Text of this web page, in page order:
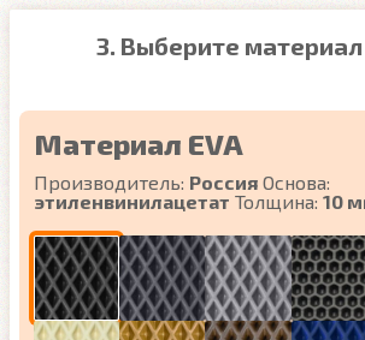
3. Выберите
Материал EVA
Производитель: Россия Основа:
этиленвинилацетат Толщина: 10